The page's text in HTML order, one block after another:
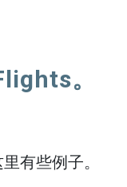
。
有些例子。